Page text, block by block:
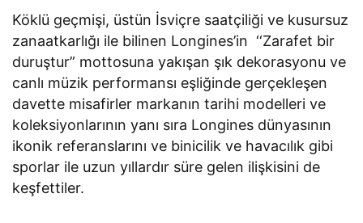
Köklü geçmişi, üstün İsviçre saatçiliği ve kusursuz
zanaatkarlığı ile bilinen Longines’in ‘‘Zarafet bir
duruştur” mottosuna yakışan şık dekorasyonu ve
canlı müzik performansı eşliğinde gerçekleşen
davette misafirler markanın tarihi modelleri ve
koleksiyonlarının yanı sıra Longines dünyasının
ikonik referanslarını ve binicilik ve havacılık gibi
sporlar ile uzun yıllardır süre gelen ilişkisini de
keşfettiler.